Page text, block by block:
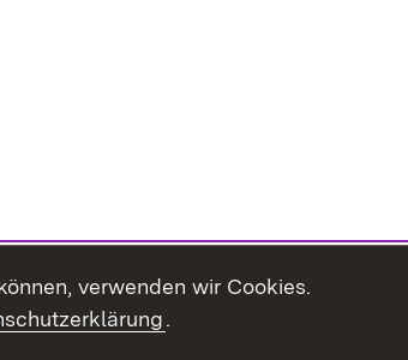
verwenden wir Cookies.
.